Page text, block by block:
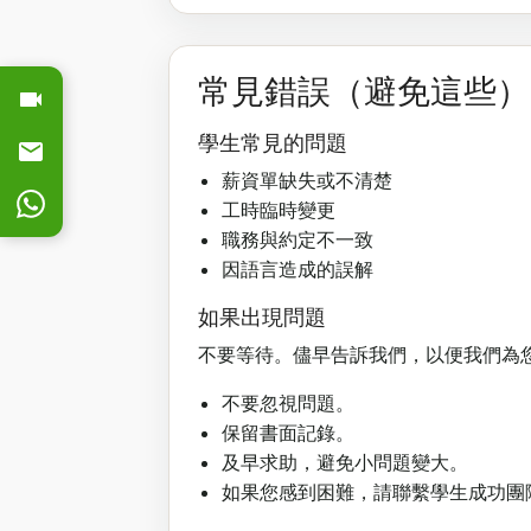
常見錯誤（避免這些）
學生常見的問題
薪資單缺失或不清楚
工時臨時變更
職務與約定不一致
因語言造成的誤解
如果出現問題
不要等待。儘早告訴我們，以便我們為
不要忽視問題。
保留書面記錄。
及早求助，避免小問題變大。
如果您感到困難，請聯繫學生成功團